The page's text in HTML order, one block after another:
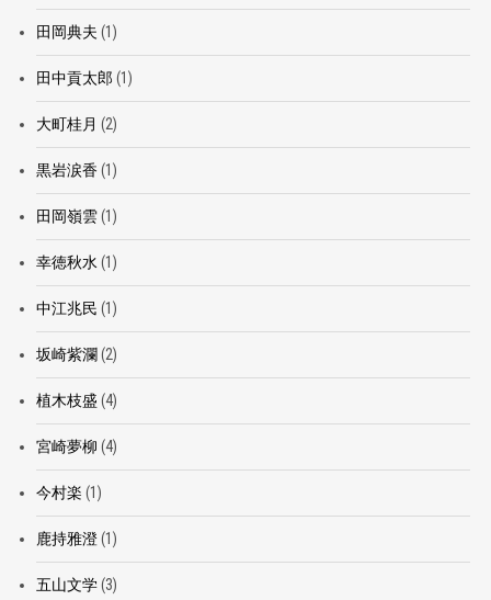
田岡典夫 (1)
田中貢太郎 (1)
大町桂月 (2)
黒岩涙香(1)
田岡嶺雲(1)
幸徳秋水 (1)
中江兆民 (1)
坂崎紫瀾 (2)
植木枝盛 (4)
宮崎夢柳 (4)
今村楽 (1)
鹿持雅澄(1)
五山文学(3)